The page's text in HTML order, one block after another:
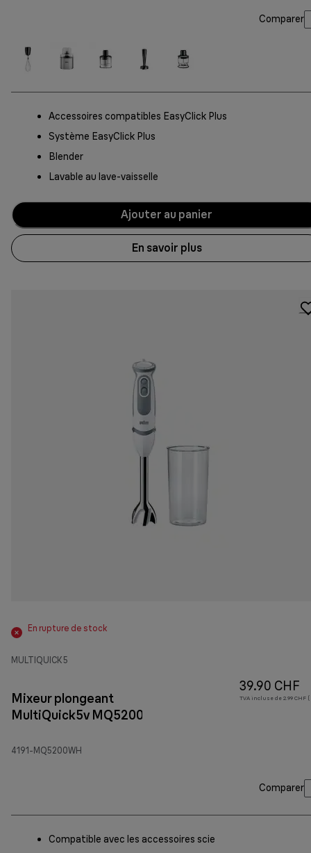
Comparer
Accessoires compatibles EasyClick Plus
Système EasyClick Plus
Blender
Lavable au lave-vaisselle
Ajouter au panier
En savoir plus
En rupture de stock
MULTIQUICK 5
Mixeur plongeant
MultiQuick5v MQ5200WH
4191-MQ5200WH
39.90 CHF
TVA incluse de 2.99 CHF (
Comparer
Compatible avec les accessoires scie